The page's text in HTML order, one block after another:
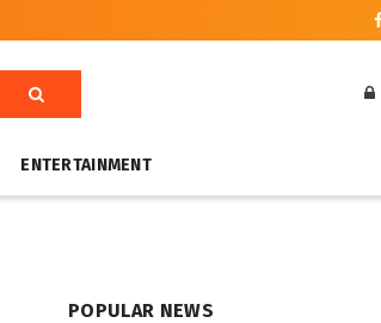
ENTERTAINMENT
POPULAR NEWS